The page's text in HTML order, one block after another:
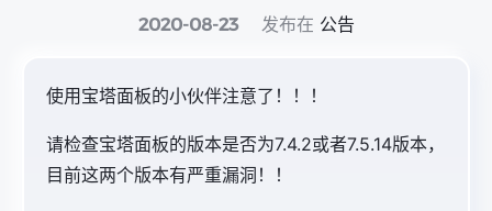
2020-08-23 发布在 公告
使用宝塔面板的小伙伴注意了！！！
请检查宝塔面板的版本是否为7.4.2或者7.5.14版本，
目前这两个版本有严重漏洞！！